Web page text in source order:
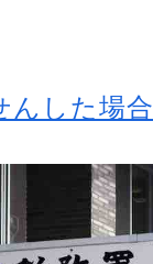
んした場